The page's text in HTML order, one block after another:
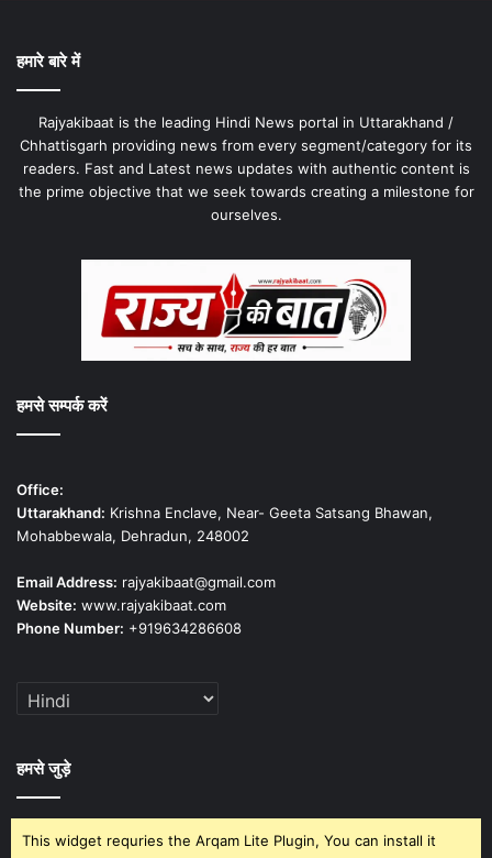
हमारे बारे में
Rajyakibaat is the leading Hindi News portal in Uttarakhand /
Chhattisgarh providing news from every segment/category for its
readers. Fast and Latest news updates with authentic content is
the prime objective that we seek towards creating a milestone for
ourselves.
हमसे सम्पर्क करें
Office:
Uttarakhand: Krishna Enclave, Near- Geeta Satsang Bhawan,
Mohabbewala, Dehradun, 248002
Email Address: rajyakibaat@gmail.com
Website: www.rajyakibaat.com
Phone Number: +919634286608
हमसे जुड़े
This widget requries the Arqam Lite Plugin, You can install it